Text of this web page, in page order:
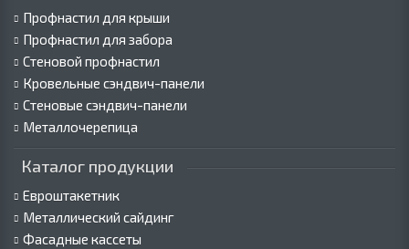
Профнастил для крыши
Профнастил для забора
Стеновой профнастил
Кровельные сэндвич-панели
Стеновые сэндвич-панели
Металлочерепица
Каталог продукции
Евроштакетник
Металлический сайдинг
Фасадные кассеты